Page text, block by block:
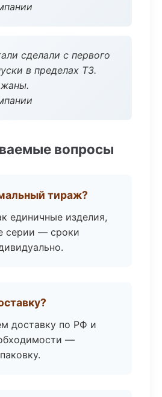
сделали с первого
в пределах ТЗ.
вопросы
тираж?
единичные изделия,
серии — сроки
доставку по РФ и
—